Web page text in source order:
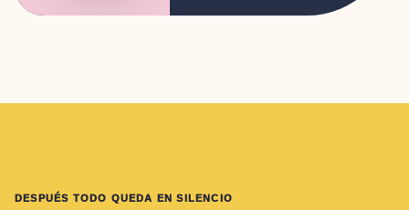
DESPUÉS TODO QUEDA EN SILENCIO